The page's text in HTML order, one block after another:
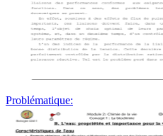
Problématique: